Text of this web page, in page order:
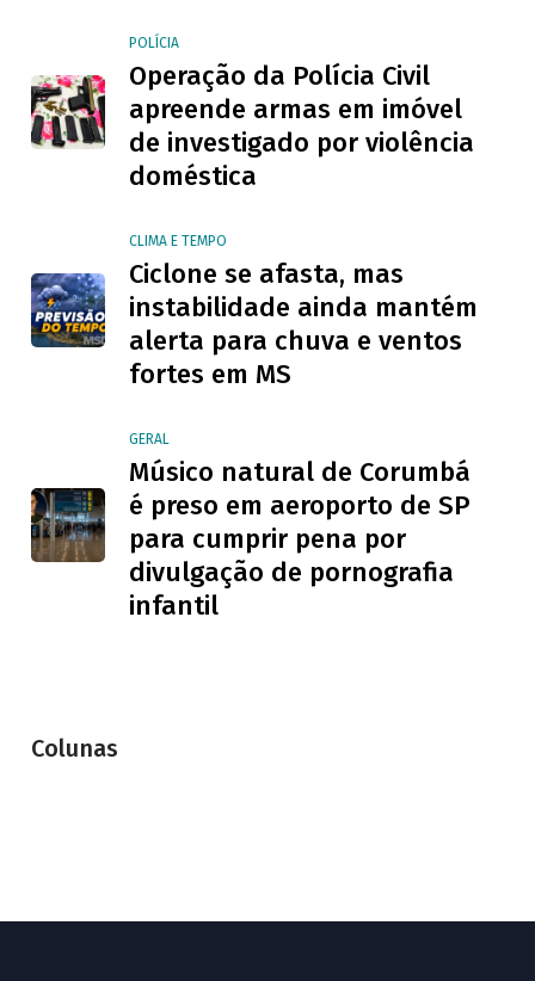
POLÍCIA
Operação da Polícia Civil
apreende armas em imóvel
de investigado por violência
doméstica
CLIMA E TEMPO
Ciclone se afasta, mas
instabilidade ainda mantém
alerta para chuva e ventos
fortes em MS
GERAL
Músico natural de Corumbá
é preso em aeroporto de SP
para cumprir pena por
divulgação de pornografia
infantil
Colunas